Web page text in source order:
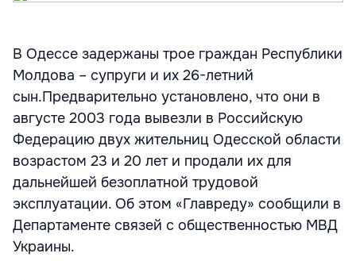
В Одессе задержаны трое граждан Республики
Молдова – супруги и их 26-летний
сын.Предварительно установлено, что они в
августе 2003 года вывезли в Российскую
Федерацию двух жительниц Одесской области
возрастом 23 и 20 лет и продали их для
дальнейшей безоплатной трудовой
эксплуатации. Об этом «Главреду» сообщили в
Департаменте связей с общественностью МВД
Украины.